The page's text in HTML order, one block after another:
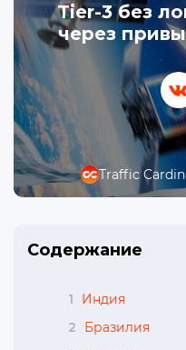
Traffic
Tier-3 без
через
Содержание
1
Индия
2
Бразилия